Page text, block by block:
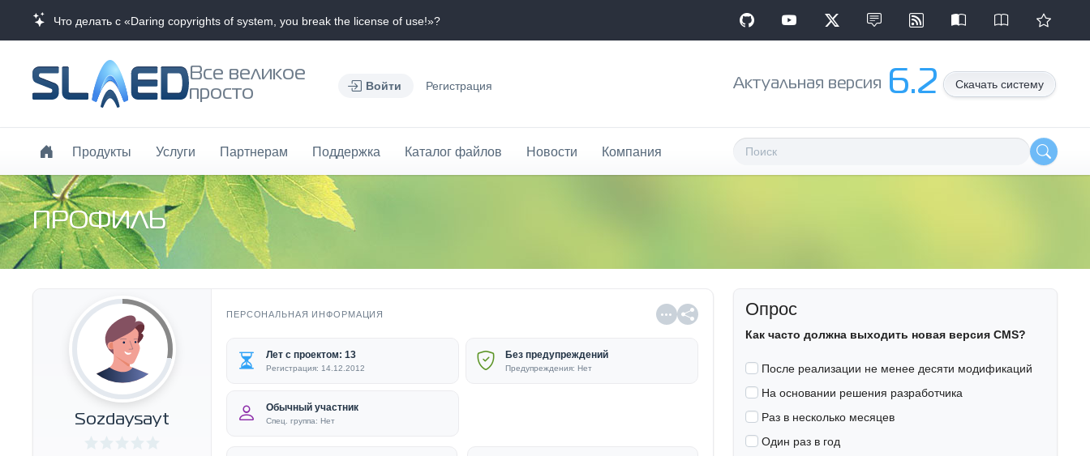
Что делать с «Daring copyrights of system, you break the license of use!»?
Все великое
просто
Войти Регистрация Aктуальная версия 6.2 Скачать систему
Продукты Услуги Партнерам Поддержка Каталог файлов Новости Компания
ПРОФИЛЬ
Sozdaysayt
ПЕРСОНАЛЬНАЯ ИНФОРМАЦИЯ
Лет с проектом: 13
Регистрация: 14.12.2012
Без предупреждений
Предупреждения: Нет
Обычный участник
Спец. группа: Нет
Опрос
Как часто должна выходить новая версия CMS?
После реализации не менее десяти модификаций
На основании решения разработчика
Раз в несколько месяцев
Один раз в год